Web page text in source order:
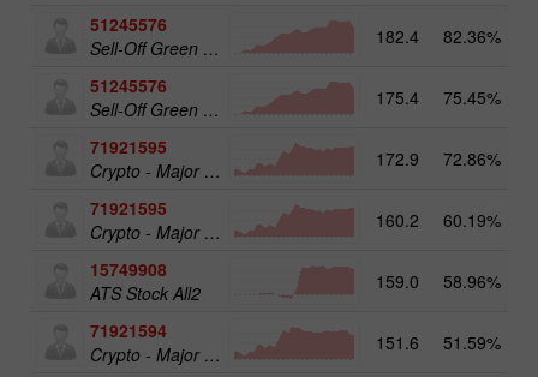
51245576
Sell-Off Green Energy 25
182.4 82.36%
51245576
Sell-Off Green Energy 25
175.4 75.45%
71921595
Crypto - Major crypto 50
172.9 72.86%
71921595
Crypto - Major crypto 50
160.2 60.19%
15749908
ATS Stock All2
159.0 58.96%
71921594
Crypto - Major crypto 25
151.6 51.59%